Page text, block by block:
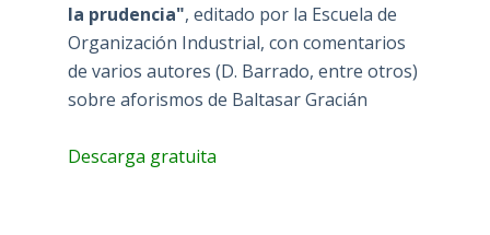
la prudencia", editado por la Escuela de
Organización Industrial, con comentarios
de varios autores (D. Barrado, entre otros)
sobre aforismos de Baltasar Gracián
Descarga gratuita